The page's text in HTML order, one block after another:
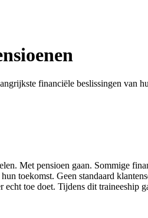
financiële beslissingen van
Met pensioen gaan. Sommige
toekomst. Geen standaard
echt toe doet. Tijdens dit traineeship